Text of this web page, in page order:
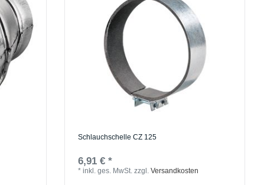
Schlauchschelle СZ 125
6,91 € *
*inkl. ges. MwSt. zzgl.Versandkosten